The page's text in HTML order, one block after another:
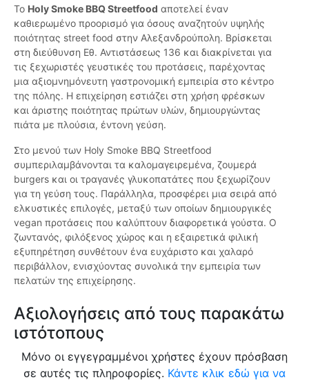
Το Holy Smoke BBQ Streetfood αποτελεί έναν
καθιερωμένο προορισμό για όσους αναζητούν υψηλής
ποιότητας street food στην Αλεξανδρούπολη. Βρίσκεται
στη διεύθυνση Εθ. Αντιστάσεως 136 και διακρίνεται για
τις ξεχωριστές γευστικές του προτάσεις, παρέχοντας
μια αξιομνημόνευτη γαστρονομική εμπειρία στο κέντρο
της πόλης. Η επιχείρηση εστιάζει στη χρήση φρέσκων
και άριστης ποιότητας πρώτων υλών, δημιουργώντας
πιάτα με πλούσια, έντονη γεύση.
Στο μενού των Holy Smoke BBQ Streetfood
συμπεριλαμβάνονται τα καλομαγειρεμένα, ζουμερά
burgers και οι τραγανές γλυκοπατάτες που ξεχωρίζουν
για τη γεύση τους. Παράλληλα, προσφέρει μια σειρά από
ελκυστικές επιλογές, μεταξύ των οποίων δημιουργικές
vegan προτάσεις που καλύπτουν διαφορετικά γούστα. Ο
ζωντανός, φιλόξενος χώρος και η εξαιρετικά φιλική
εξυπηρέτηση συνθέτουν ένα ευχάριστο και χαλαρό
περιβάλλον, ενισχύοντας συνολικά την εμπειρία των
πελατών της επιχείρησης.
Αξιολογήσεις από τους παρακάτω
ιστότοπους
Μόνο οι εγγεγραμμένοι χρήστες έχουν πρόσβαση
σε αυτές τις πληροφορίες. Κάντε κλικ εδώ για να